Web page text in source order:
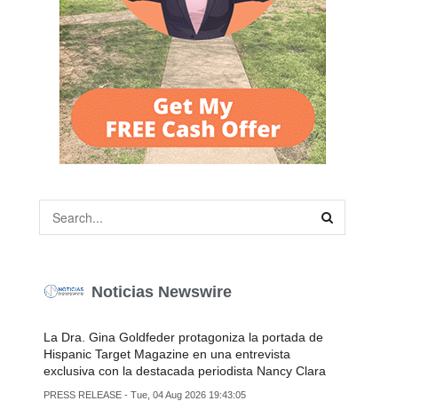
Noticias Newswire
La Dra. Gina Goldfeder protagoniza la portada de
Hispanic Target Magazine en una entrevista
exclusiva con la destacada periodista Nancy Clara
PRESS RELEASE - Tue, 04 Aug 2026 19:43:05